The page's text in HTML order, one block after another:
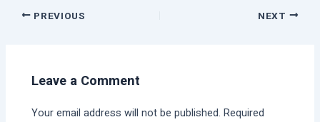
PREVIOUS NEXT
Leave a Comment
Your email address will not be published. Required